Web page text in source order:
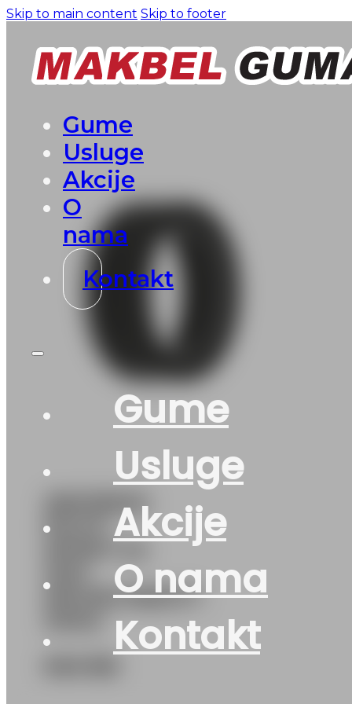
Skip to main content Skip to footer
Gume
Usluge
Akcije
O
nama
Kontakt
Gume
Usluge
Akcije
O nama
Kontakt
265/35R22
PILOT-
MICHELIN(DOT-